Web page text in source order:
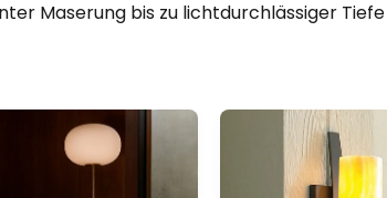
Maserung bis zu lichtdurchlässiger